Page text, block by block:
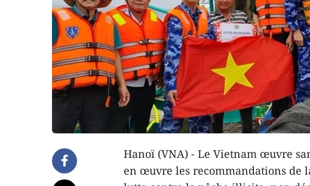
Hanoï (VNA) - Le Vietnam œuvre
en œuvre les recommandations de